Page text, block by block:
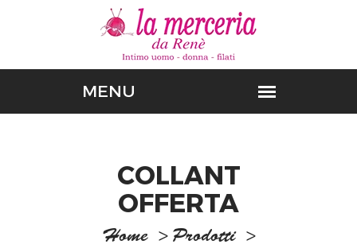
COLLANT
OFFERTA
Home > Prodotti >